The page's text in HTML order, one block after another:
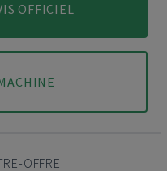
OFFICIEL
OFFRE